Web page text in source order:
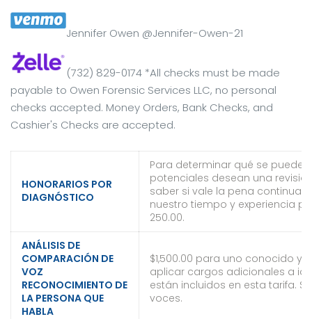
Jennifer Owen @Jennifer-Owen-21
(732) 829-0174 *All checks must be made
payable to Owen Forensic Services LLC, no personal
checks accepted. Money Orders, Bank Checks, and
Cashier's Checks are accepted.
HONORARIOS POR
DIAGNÓSTICO
Para determinar qué se puede
potenciales desean una
saber si vale la pena continuar
nuestro tiempo y experiencia
250.00.
ANÁLISIS DE
COMPARACIÓN DE
VOZ
RECONOCIMIENTO DE
LA PERSONA QUE
HABLA
$1,500.00 para uno conocido
aplicar cargos adicionales a
están incluidos en esta tarifa.
voces.